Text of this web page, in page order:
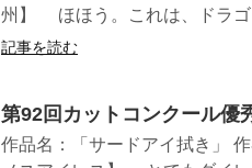
州】 ほほう。これは、ドラゴ
記事を読む
第92回カットコンクール優
作品名：「サードアイ拭き」